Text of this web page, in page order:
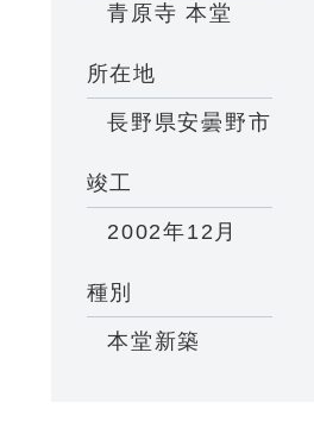
青原寺 本堂
所在地
長野県安曇野市
竣工
2002年12月
種別
本堂新築